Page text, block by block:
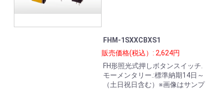
FHM-1SXXCBXS1
販売価格(税込）: 2,624円
FH形照光式押しボタンスイッチ.
モーメンタリー.:標準納期14日～
（土日祝日含む）※画像はサンプ